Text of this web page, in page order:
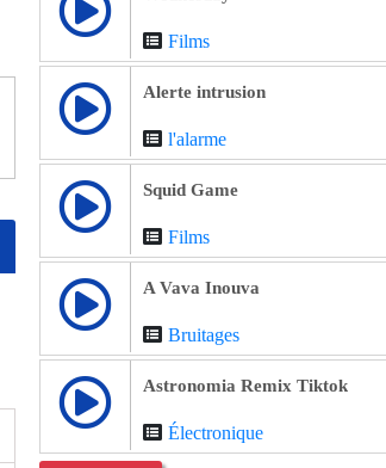
Films
Alerte intrusion
l'alarme
Squid Game
Films
A Vava Inouva
Bruitages
Astronomia Remix Tiktok
Électronique